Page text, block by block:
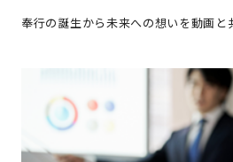
奉行の誕生から未来への想いを動画と